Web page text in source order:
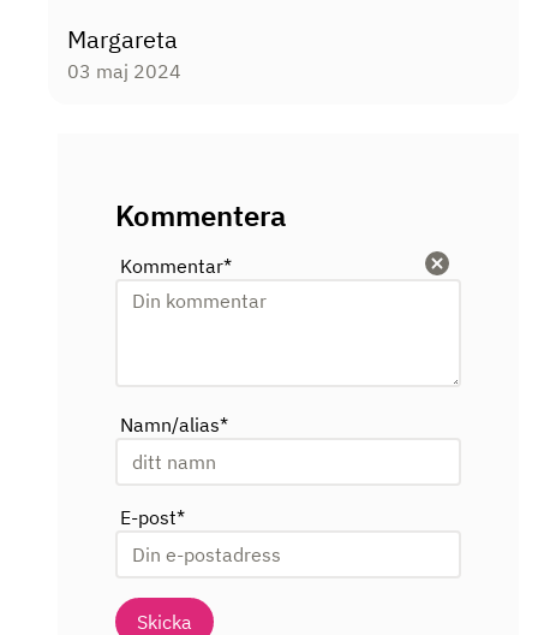
Margareta
03 maj 2024
Kommentera
Rensa
Kommentar*
Namn/alias*
E-post*
Skicka